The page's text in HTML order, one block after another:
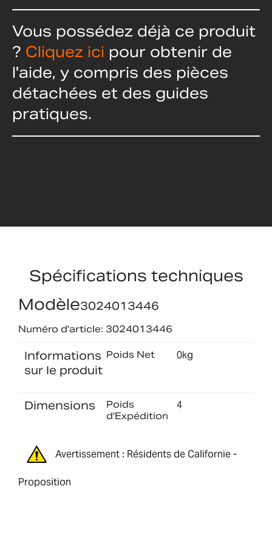
Vous possédez déjà ce produit
? Cliquez ici pour obtenir de
l'aide, y compris des pièces
détachées et des guides
pratiques.
Spécifications techniques
Modèle3024013446
Numéro d'article: 3024013446
Informations
sur le produit
Poids Net 0kg
Dimensions
Poids
d'Expédition
4
Avertissement : Résidents de Californie -
Proposition